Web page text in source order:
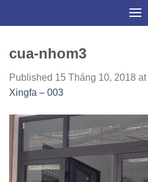
cua-nhom3
Published 15 Tháng 10, 2018 at
Xingfa – 003